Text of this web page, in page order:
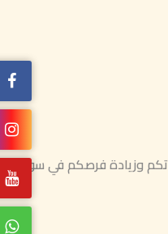
وزيادة فرصكم في سوق